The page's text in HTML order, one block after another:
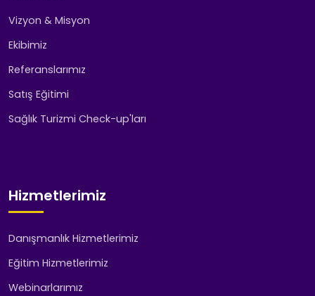
Vizyon & Misyon
Ekibimiz
Referanslarımız
Satış Eğitimi
Sağlık Turizmi Check-up'ları
Hizmetlerimiz
Danışmanlık Hizmetlerimiz
Eğitim Hizmetlerimiz
Webinarlarımız